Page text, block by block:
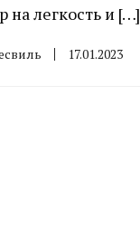
на легкость и […]
17.01.2023